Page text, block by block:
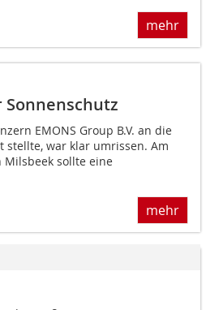
mehr
EMONS Group B.V. an die
stellte, war klar umrissen. Am
Milsbeek sollte eine
mehr